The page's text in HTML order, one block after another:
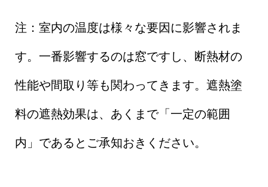
注：室内の温度は様々な要因に影響されま
す。一番影響するのは窓ですし、断熱材の
性能や間取り等も関わってきます。遮熱塗
料の遮熱効果は、あくまで「一定の範囲
内」であるとご承知おきください。